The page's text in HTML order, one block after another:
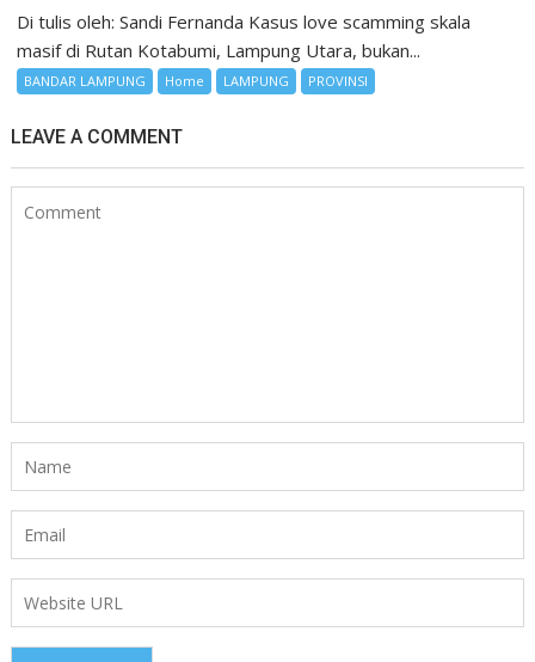
Di tulis oleh: Sandi Fernanda Kasus love scamming skala
masif di Rutan Kotabumi, Lampung Utara, bukan...
BANDAR LAMPUNG Home LAMPUNG PROVINSI
LEAVE A COMMENT